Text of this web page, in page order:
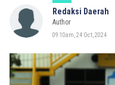
Redaksi Daerah
Author
09:10am, 24 Oct, 2024